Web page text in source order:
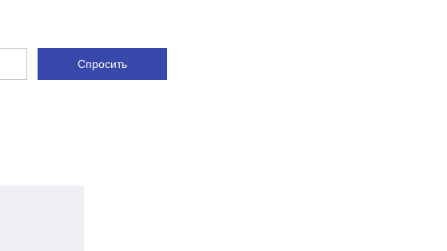
Спросить